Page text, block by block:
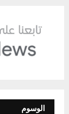
الوسوم